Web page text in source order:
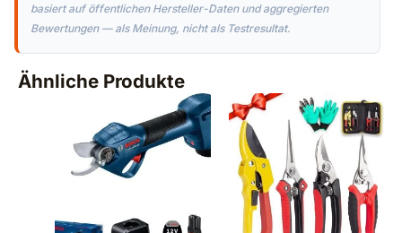
basiert auf öffentlichen Hersteller-Daten und aggregierten
Bewertungen — als Meinung, nicht als Testresultat.
Ähnliche Produkte